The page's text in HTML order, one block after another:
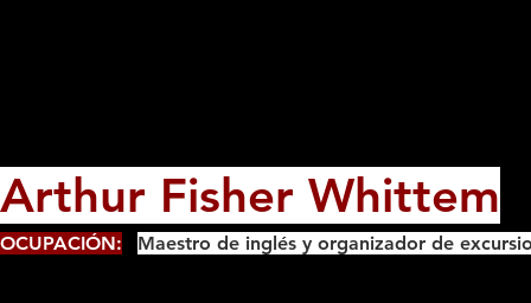
Arthur Fisher Whittem
Maestro de inglés y organizador de
OCUPACIÓN: